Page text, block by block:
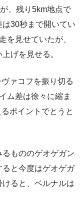
、残り5km地点で
30秒まで開いてい
を見せていたが、
げを見せる。
ァコフを振り切る
ム差は徐々に縮ま
ポイントでとうと
もののゲオゲガン
と今度はゲオゲガ
ると、ベルナルは